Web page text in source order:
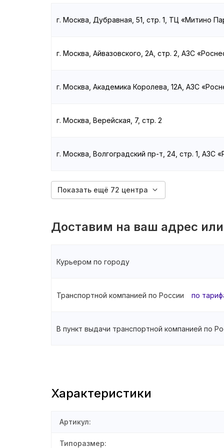
г. Москва, Дубравная, 51, стр. 1, ТЦ «Митино
г. Москва, Айвазовского, 2А, стр. 2, АЗС
г. Москва, Академика Королева, 12А, АЗС
г. Москва, Верейская, 7, стр. 2
г. Москва, Волгоградский пр-т, 24, стр. 1, АЗС
Показать ещё 72 центра
Доставим на ваш адрес
Курьером по городу
Транспортной компанией по России по
В пункт выдачи транспортной компанией по
Характеристики
Артикул:
Типоразмер: